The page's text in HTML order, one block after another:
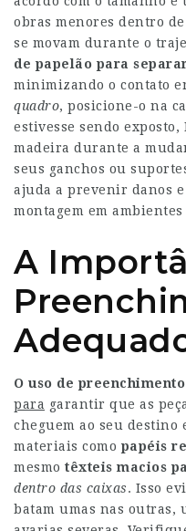
obras menores dentro
se movam durante o
de papelão para
minimizando o contato
quadro, posicione-o na
estivesse sendo
madeira durante a
seus ganchos ou
ajuda a prevenir danos
montagem em ambientes
A
O uso de
para garantir que as
cheguem ao seu
materiais como papéis
mesmo têxteis macios
dentro das caixas. Isso
batam umas nas outras,